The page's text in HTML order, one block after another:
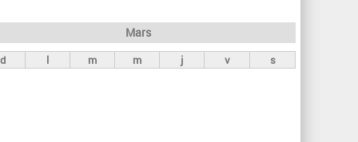
r
c
Mars
d l m m j v s